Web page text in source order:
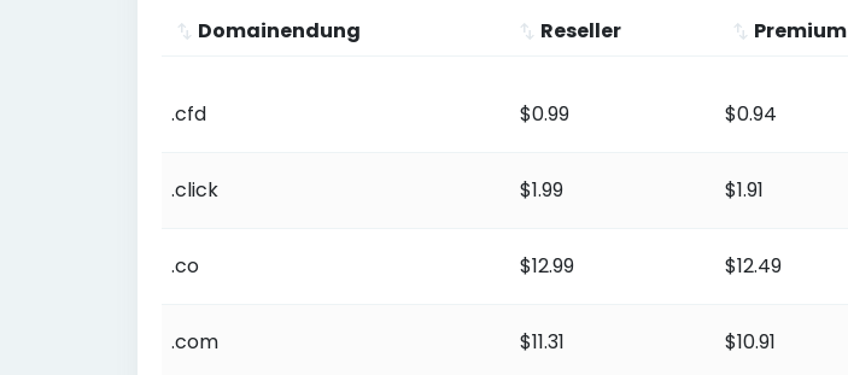
Domainendung Reseller Premium
.cfd
$0.99 $0.94
.click $1.99 $1.91
.co $12.99 $12.49
.com $11.31 $10.91